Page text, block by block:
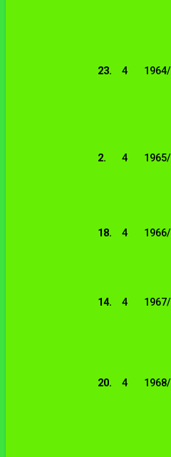
23. 4
2. 4
18. 4
14. 4
20. 4